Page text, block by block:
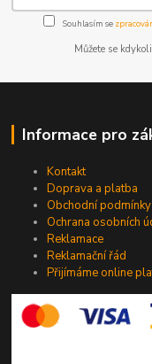
Souhlasím se
Můžete se
Informace pro
Kontakt
Doprava a platba
Obchodní podmínky
Ochrana osobních
Reklamace
Reklamační řád
Přijímáme online